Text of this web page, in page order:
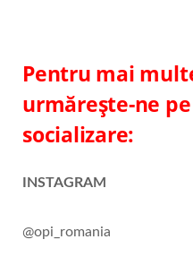
Pentru mai
urmărește-ne
socializare:
INSTAGRAM
@opi_romania